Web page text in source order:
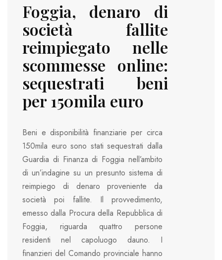
Foggia, denaro di
società fallite
reimpiegato nelle
scommesse online:
sequestrati beni
per 150mila euro
Beni e disponibilità finanziarie per circa
150mila euro sono stati sequestrati dalla
Guardia di Finanza di Foggia nell’ambito
di un’indagine su un presunto sistema di
reimpiego di denaro proveniente da
società poi fallite. Il provvedimento,
emesso dalla Procura della Repubblica di
Foggia, riguarda quattro persone
residenti nel capoluogo dauno. I
finanzieri del Comando provinciale hanno